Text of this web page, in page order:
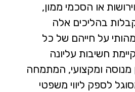
או הסכמי ממון,
בהליכים אלה
על חייהם של כל
חשיבות עליונה
מנוסה ומקצועי, המתמחה
לספק ליווי משפטי